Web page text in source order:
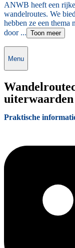
ANWB heeft een
wandelroutes. We
hebben ze een thema
door ... Toon meer
Menu
uiterwaarden
Praktische